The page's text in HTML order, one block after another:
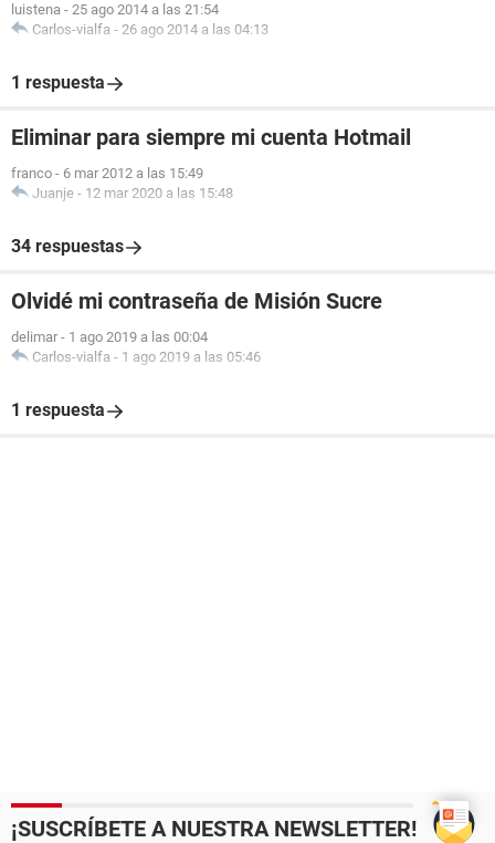
luistena - 25 ago 2014 a las 21:54
Carlos-vialfa - 26 ago 2014 a las 04:13
1 respuesta
Eliminar para siempre mi cuenta Hotmail
franco - 6 mar 2012 a las 15:49
Juanje - 12 mar 2020 a las 15:48
34 respuestas
Olvidé mi contraseña de Misión Sucre
delimar - 1 ago 2019 a las 00:04
Carlos-vialfa - 1 ago 2019 a las 05:46
1 respuesta
¡SUSCRÍBETE A NUESTRA NEWSLETTER!